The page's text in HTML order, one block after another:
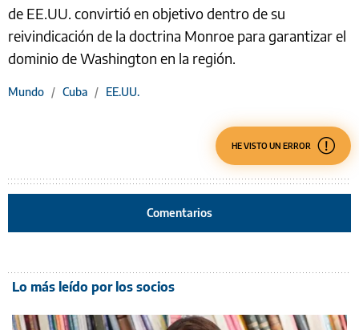
de EE.UU. convirtió en objetivo dentro de su
reivindicación de la doctrina Monroe para garantizar el
dominio de Washington en la región.
Mundo / Cuba / EE.UU.
HE VISTO UN ERROR
Comentarios
Lo más leído por los socios